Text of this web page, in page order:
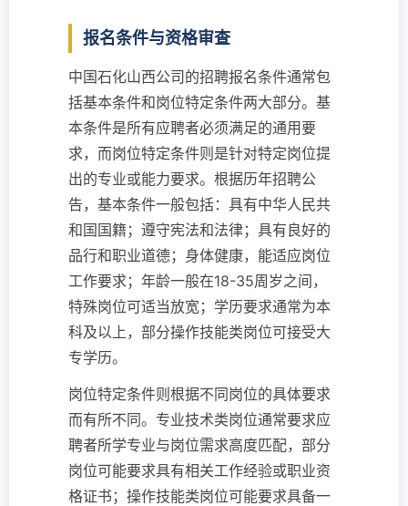
报名条件与资格审查
中国石化山西公司的招聘报名条件通常包
括基本条件和岗位特定条件两大部分。基
本条件是所有应聘者必须满足的通用要
求，而岗位特定条件则是针对特定岗位提
出的专业或能力要求。根据历年招聘公
告，基本条件一般包括：具有中华人民共
和国国籍；遵守宪法和法律；具有良好的
品行和职业道德；身体健康，能适应岗位
工作要求；年龄一般在18-35周岁之间，
特殊岗位可适当放宽；学历要求通常为本
科及以上，部分操作技能类岗位可接受大
专学历。
岗位特定条件则根据不同岗位的具体要求
而有所不同。专业技术类岗位通常要求应
聘者所学专业与岗位需求高度匹配，部分
岗位可能要求具有相关工作经验或职业资
格证书；操作技能类岗位可能要求具备一